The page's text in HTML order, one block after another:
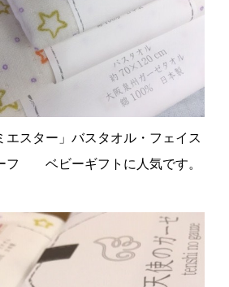
エスター」バスタオル・フェイス
フ ベビーギフトに人気です。